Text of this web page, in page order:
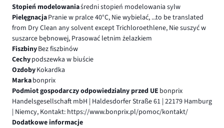
Stopień modelowaniaśredni stopień modelowania sylw
PielęgnacjaPranie w pralce 40°C, Nie wybielać, ...to be translated
from Dry Clean any solvent except Trichloroethlene, Nie suszyć w
suszarce bębnowej, Prasować letnim żelazkiem
FiszbinyBez fiszbinów
Cechypodszewka w biuście
OzdobyKokardka
Markabonprix
Podmiot gospodarczy odpowiedzialny przed UE bonprix
Handelsgesellschaft mbH | Haldesdorfer Straße 61 | 22179 Hamburg
| Niemcy, Kontakt: https://www.bonprix.pl/pomoc/kontakt/
Dodatkowe informacje